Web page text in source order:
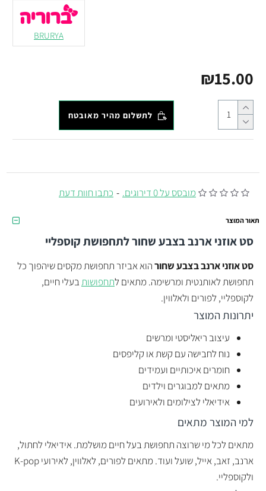
מובסס על 0 דירוגים. - כתבו חוות דעת
₪15.00
BRURYA
לתשלום מהיר מאובטח
תאור המוצר
סט אוזני ארנב בצבע שחורלתחפושת קוספליי
סט אוזני ארנב בצבע שחורהוא אביזר תחפושת מקסים שיהפוך כל
תחפושת לאותנטית ומרשימה. מתאים לתחפושותבעלי חיים,
לקוספליי, לפורים ולאלווין.
יתרונות המוצר
עיצוב ריאליסטי ומרשים
נוח לחבישה עם קשת או קליפסים
חומרים איכותיים ועמידים
מתאים למבוגרים וילדים
אידיאלי לצילומים ולאירועים
למי המוצר מתאים
מתאים לכל מי שרוצה תחפושת בעל חיים מושלמת. אידיאלי לחתול,
ארנב, זאב, אייל, שועל ועוד. מתאים לפורים, לאלווין, לאירועי K-pop
ולקוספליי.